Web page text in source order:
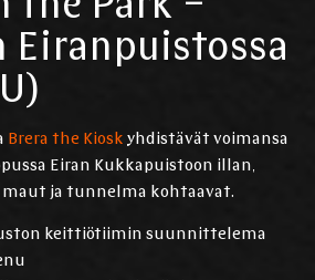
Brera the Kiosk yhdistävät voimansa
Eiran Kukkapuistoon illan,
ja tunnelma kohtaavat.
keittiötiimin suunnittelema